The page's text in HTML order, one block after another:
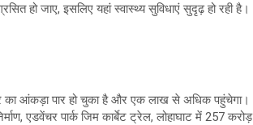
हो जाए, इसलिए यहां स्वास्थ्य सुविधाएं सुदृढ़ हो रही है।
आंकड़ा पार हो चुका है और एक लाख से अधिक पहुंचेगा।
एडवेंचर पार्क जिम कार्बेट ट्रेल, लोहाघाट में 257 करोड़